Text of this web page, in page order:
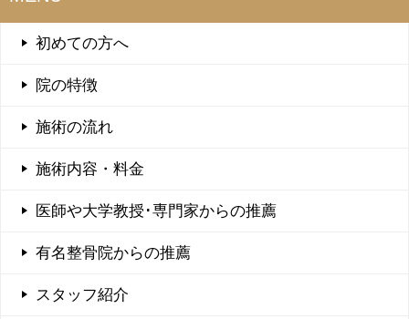
初めての方へ
院の特徴
施術の流れ
施術内容・料金
医師や大学教授･専門家からの推薦
有名整骨院からの推薦
スタッフ紹介